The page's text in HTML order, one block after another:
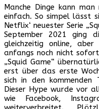
Manche Dinge kann
einfach. So simpel lässt
Netflix‘ neuester Serie
September 2021 ging
gleichzeitig online,
anfangs noch nicht
„Squid Game“
erst über das erste
sich in den
Dieser Hype wurde vor
wie Facebook,